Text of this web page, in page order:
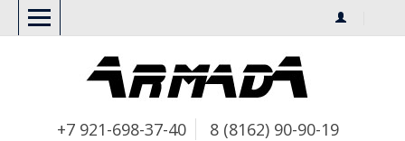
+7 921-698-37-40 8 (8162) 90-90-19